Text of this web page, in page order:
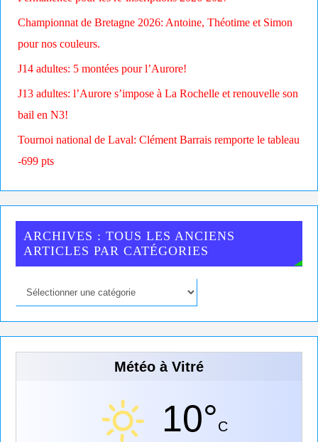
Championnat de Bretagne 2026: Antoine, Théotime et Simon
pour nos couleurs.
J14 adultes: 5 montées pour l’Aurore!
J13 adultes: l’Aurore s’impose à La Rochelle et renouvelle son
bail en N3!
Tournoi national de Laval: Clément Barrais remporte le tableau
-699 pts
ARCHIVES : TOUS LES ANCIENS
ARTICLES PAR CATÉGORIES
Météo à Vitré
10°C